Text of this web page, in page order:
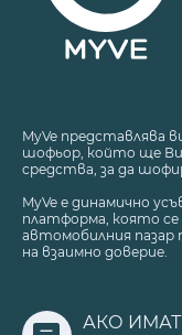
MyVe представлява
шофьор, който ще Ви
средства, за да
MyVe е динамично
платформа, която се
автомобилния пазар
на взаимно доверие.
АКО